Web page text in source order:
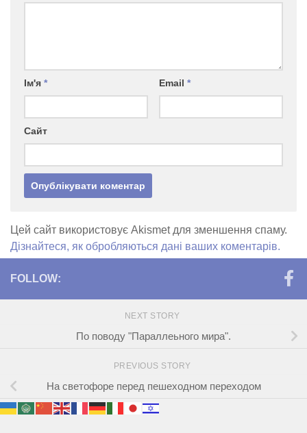
Ім'я * Email *
Сайт
Цей сайт використовує Akismet для зменшення спаму.
Дізнайтеся, як обробляються дані ваших коментарів.
FOLLOW:
NEXT STORY
По поводу "Параллеьного мира".
PREVIOUS STORY
На светофоре перед пешеходном переходом